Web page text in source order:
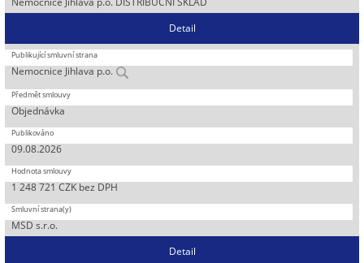
Detail
Nemocnice Jihlava p.o.
Objednávka
09.08.2026
1 248 721 CZK bez DPH
MSD s.r.o.
Detail